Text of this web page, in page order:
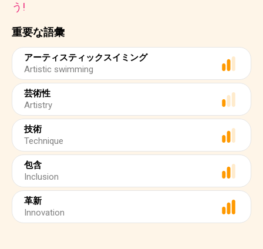
重要な語彙
アーティスティックスイミング
Artistic swimming
芸術性
Artistry
技術
Technique
包含
Inclusion
革新
Innovation
う!